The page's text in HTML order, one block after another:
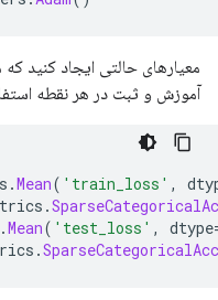
معیارهای حالتی ایجاد کنید
آموزش و ثبت در هر نقطه
.Mean( 'train_loss' ,
.
.Mean( 'test_loss' , dtype
.